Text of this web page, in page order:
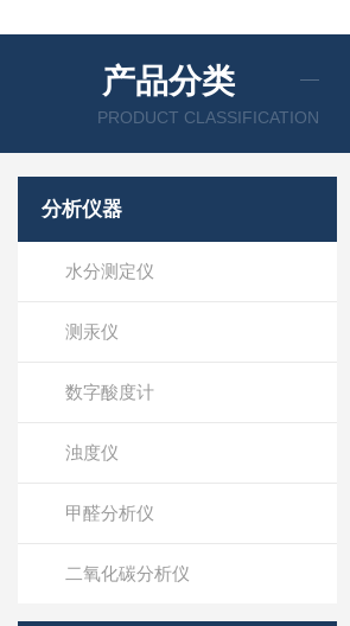
产品分类
PRODUCT CLASSIFICATION
分析仪器
水分测定仪
测汞仪
数字酸度计
浊度仪
甲醛分析仪
二氧化碳分析仪